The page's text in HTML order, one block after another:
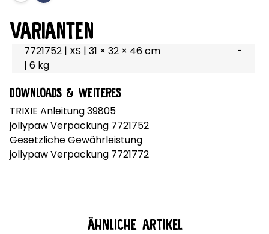
VARIANTEN
7721752 | XS | 31 × 32 × 46 cm
| 6 kg
-
DOWNLOADS & WEITERES
TRIXIE Anleitung 39805
jollypaw Verpackung 7721752
Gesetzliche Gewährleistung
jollypaw Verpackung 7721772
ÄHNLICHE ARTIKEL